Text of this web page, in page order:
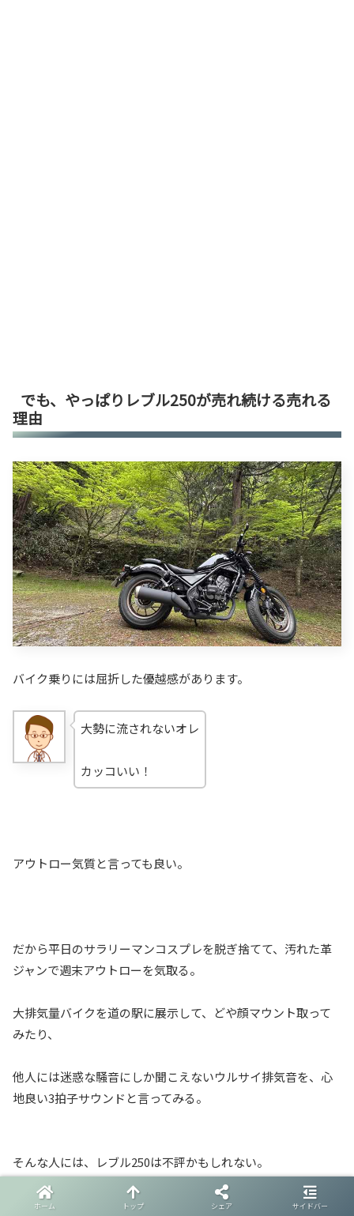
でも、やっぱりレブル250が売れ続ける売れる
理由
バイク乗りには屈折した優越感があります。
大勢に流されないオレ
カッコいい！
アウトロー気質と言っても良い。
だから平日のサラリーマンコスプレを脱ぎ捨てて、汚れた革
ジャンで週末アウトローを気取る。
大排気量バイクを道の駅に展示して、どや顔マウント取って
みたり、
他人には迷惑な騒音にしか聞こえないウルサイ排気音を、心
地良い3拍子サウンドと言ってみる。
そんな人には、レブル250は不評かもしれない。
250ccなんて、女子供のバイク
ホーム トップ シェア サイドバー